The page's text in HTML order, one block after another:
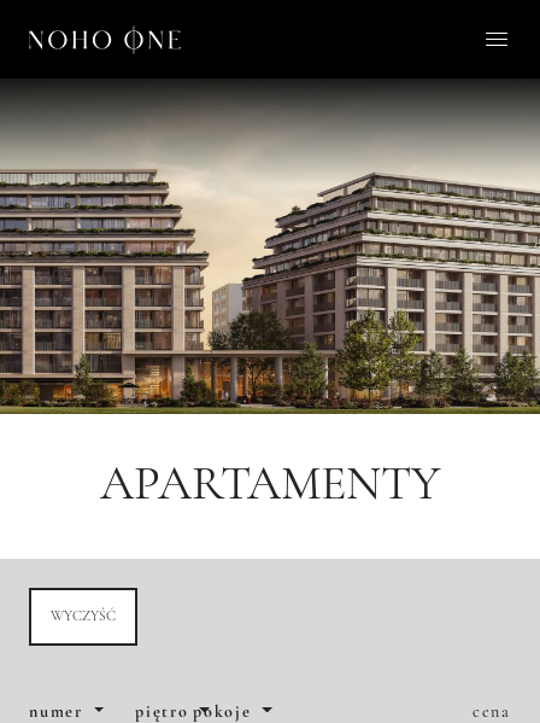
O NOHO ONE
LIFESTYLE
APARTAMENTY
O NAS
KONTAKT
APARTAMENTY
WYCZYŚĆ
numer piętro pokoje cena